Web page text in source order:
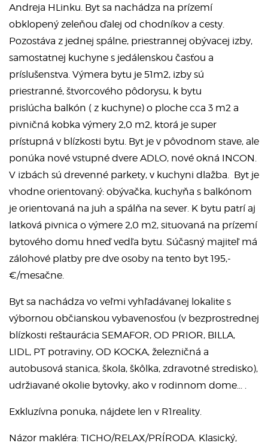
Andreja HLinku. Byt sa nachádza na prízemí
obklopený zeleňou ďalej od chodníkov a cesty.
Pozostáva z jednej spálne, priestrannej obývacej izby,
samostatnej kuchyne s jedálenskou časťou a
príslušenstva. Výmera bytu je 51m2, izby sú
priestranné, štvorcového pôdorysu, k bytu
prislúcha balkón ( z kuchyne) o ploche cca 3 m2 a
pivničná kobka výmery 2,0 m2, ktorá je super
prístupná v blízkosti bytu. Byt je v pôvodnom stave, ale
ponúka nové vstupné dvere ADLO, nové okná INCON.
V izbách sú drevenné parkety, v kuchyni dlažba. Byt je
vhodne orientovaný: obývačka, kuchyňa s balkónom
je orientovaná na juh a spálňa na sever. K bytu patrí aj
latková pivnica o výmere 2,0 m2, situovaná na prízemí
bytového domu hneď vedľa bytu. Súčasný majiteľ má
zálohové platby pre dve osoby na tento byt 195,-
€/mesačne.
Byt sa nachádza vo veľmi vyhľadávanej lokalite s
výbornou občianskou vybavenosťou (v bezprostrednej
blízkosti reštaurácia SEMAFOR, OD PRIOR, BILLA,
LIDL, PT potraviny, OD KOCKA, železničná a
autobusová stanica, škola, škôlka, zdravotné stredisko),
udržiavané okolie bytovky, ako v rodinnom dome... .
Exkluzívna ponuka, nájdete len v R1reality.
Názor makléra: TICHO/RELAX/PRÍRODA. Klasický,